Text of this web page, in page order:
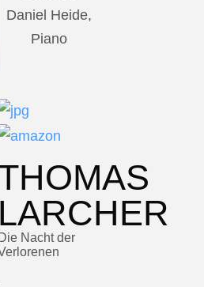
Daniel Heide,
Piano
LARCHER
Die Nacht der